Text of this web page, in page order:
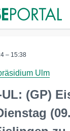
– 15:38
Ulm
UL: (GP)